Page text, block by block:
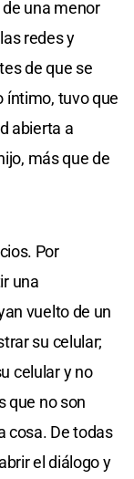
una menor
redes y
de que se
íntimo, tuvo que
abierta a
más que de
Por
una
vuelto de un
su celular;
celular y no
que no son
cosa. De todas
el diálogo y